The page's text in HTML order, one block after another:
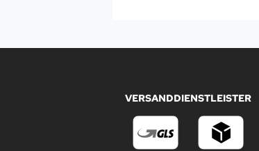
VERSANDDIENSTLEISTER